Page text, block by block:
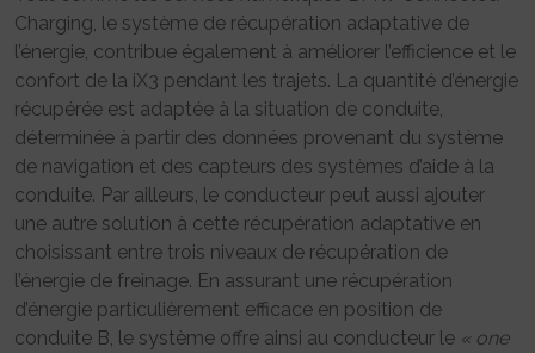
Charging, le système de récupération adaptative de
l’énergie, contribue également à améliorer l’efficience et le
confort de la iX3 pendant les trajets. La quantité d’énergie
récupérée est adaptée à la situation de conduite,
déterminée à partir des données provenant du système
de navigation et des capteurs des systèmes d’aide à la
conduite. Par ailleurs, le conducteur peut aussi ajouter
une autre solution à cette récupération adaptative en
choisissant entre trois niveaux de récupération de
l’énergie de freinage. En assurant une récupération
d’énergie particulièrement efficace en position de
conduite B, le système offre ainsi au conducteur le « one